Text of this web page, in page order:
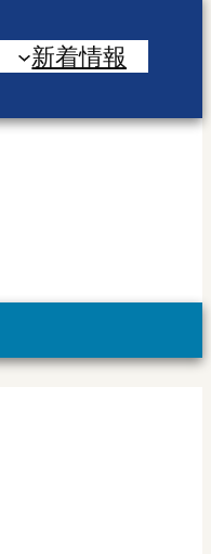
新着情報